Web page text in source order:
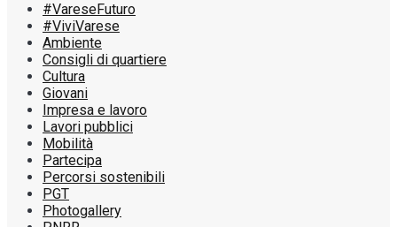
#VareseFuturo
#ViviVarese
Ambiente
Consigli di quartiere
Cultura
Giovani
Impresa e lavoro
Lavori pubblici
Mobilità
Partecipa
Percorsi sostenibili
PGT
Photogallery